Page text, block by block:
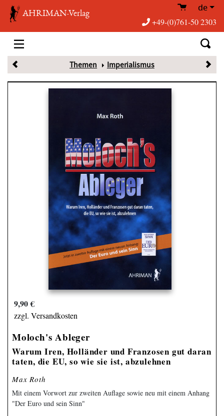
AHRIMAN-Verlag de
+49-(0)761-50 2303
Themen Imperialismus
9,90 €
zzgl. Versandkosten
Moloch's Ableger
Warum Iren, Holländer und Franzosen gut daran
taten, die EU, so wie sie ist, abzulehnen
Max Roth
Mit einem Vorwort zur zweiten Auflage sowie neu mit einem Anhang
"Der Euro und sein Sinn"